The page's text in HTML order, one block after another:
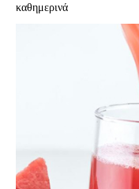
καθημερινά